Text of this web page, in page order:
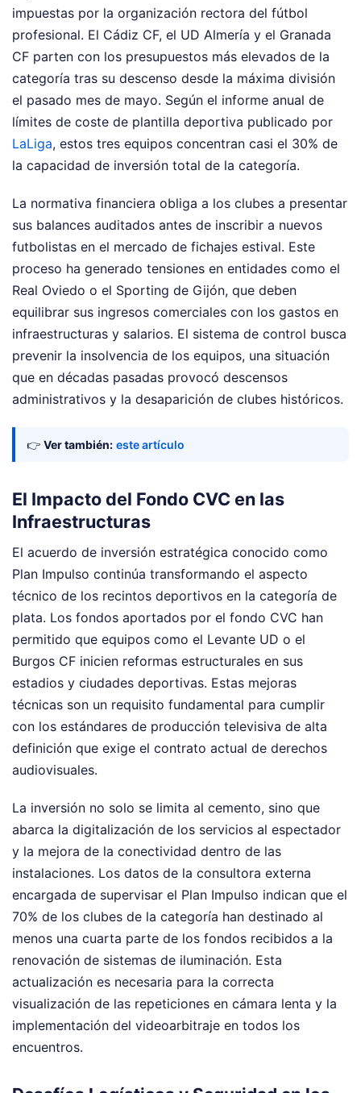
impuestas por la organización rectora del fútbol
profesional. El Cádiz CF, el UD Almería y el Granada
CF parten con los presupuestos más elevados de la
categoría tras su descenso desde la máxima división
el pasado mes de mayo. Según el informe anual de
límites de coste de plantilla deportiva publicado por
LaLiga, estos tres equipos concentran casi el 30% de
la capacidad de inversión total de la categoría.
La normativa financiera obliga a los clubes a presentar
sus balances auditados antes de inscribir a nuevos
futbolistas en el mercado de fichajes estival. Este
proceso ha generado tensiones en entidades como el
Real Oviedo o el Sporting de Gijón, que deben
equilibrar sus ingresos comerciales con los gastos en
infraestructuras y salarios. El sistema de control busca
prevenir la insolvencia de los equipos, una situación
que en décadas pasadas provocó descensos
administrativos y la desaparición de clubes históricos.
👉 Ver también: este artículo
El Impacto del Fondo CVC en las
Infraestructuras
El acuerdo de inversión estratégica conocido como
Plan Impulso continúa transformando el aspecto
técnico de los recintos deportivos en la categoría de
plata. Los fondos aportados por el fondo CVC han
permitido que equipos como el Levante UD o el
Burgos CF inicien reformas estructurales en sus
estadios y ciudades deportivas. Estas mejoras
técnicas son un requisito fundamental para cumplir
con los estándares de producción televisiva de alta
definición que exige el contrato actual de derechos
audiovisuales.
La inversión no solo se limita al cemento, sino que
abarca la digitalización de los servicios al espectador
y la mejora de la conectividad dentro de las
instalaciones. Los datos de la consultora externa
encargada de supervisar el Plan Impulso indican que el
70% de los clubes de la categoría han destinado al
menos una cuarta parte de los fondos recibidos a la
renovación de sistemas de iluminación. Esta
actualización es necesaria para la correcta
visualización de las repeticiones en cámara lenta y la
implementación del videoarbitraje en todos los
encuentros.